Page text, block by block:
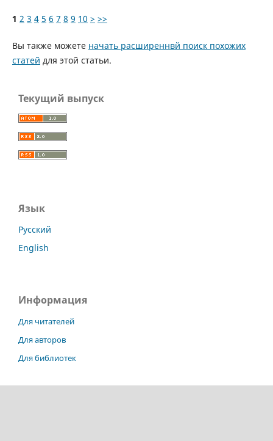
1 2 3 4 5 6 7 8 9 10 > >>
Вы также можете начать расширеннвй поиск похожих
статей для этой статьи.
Текущий выпуск
Язык
Русский
English
Информация
Для читателей
Для авторов
Для библиотек